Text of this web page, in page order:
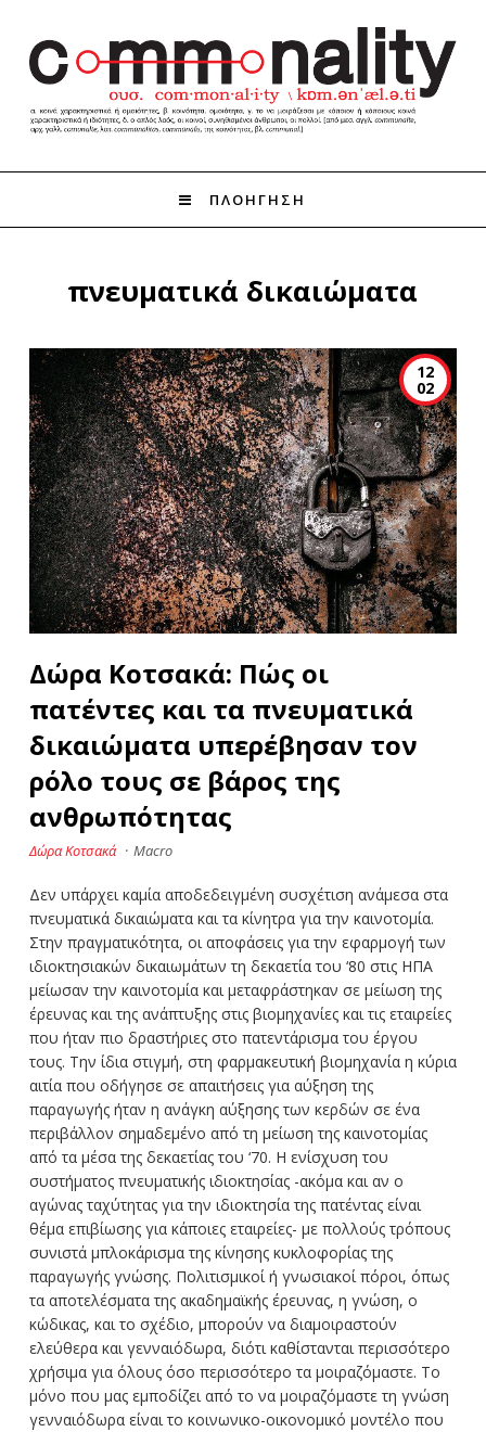
ΠΛΟΗΓΗΣΗ
πνευματικά δικαιώματα
12
02
Δώρα Κοτσακά: Πώς οι
πατέντες και τα πνευματικά
δικαιώματα υπερέβησαν τον
ρόλο τους σε βάρος της
ανθρωπότητας
Δώρα Κοτσακά · Macro
Δεν υπάρχει καμία αποδεδειγμένη συσχέτιση ανάμεσα στα
πνευματικά δικαιώματα και τα κίνητρα για την καινοτομία.
Στην πραγματικότητα, οι αποφάσεις για την εφαρμογή των
ιδιοκτησιακών δικαιωμάτων τη δεκαετία του ‘80 στις ΗΠΑ
μείωσαν την καινοτομία και μεταφράστηκαν σε μείωση της
έρευνας και της ανάπτυξης στις βιομηχανίες και τις εταιρείες
που ήταν πιο δραστήριες στο πατεντάρισμα του έργου
τους. Την ίδια στιγμή, στη φαρμακευτική βιομηχανία η κύρια
αιτία που οδήγησε σε απαιτήσεις για αύξηση της
παραγωγής ήταν η ανάγκη αύξησης των κερδών σε ένα
περιβάλλον σημαδεμένο από τη μείωση της καινοτομίας
από τα μέσα της δεκαετίας του ‘70. Η ενίσχυση του
συστήματος πνευματικής ιδιοκτησίας -ακόμα και αν ο
αγώνας ταχύτητας για την ιδιοκτησία της πατέντας είναι
θέμα επιβίωσης για κάποιες εταιρείες- με πολλούς τρόπους
συνιστά μπλοκάρισμα της κίνησης κυκλοφορίας της
παραγωγής γνώσης. Πολιτισμικοί ή γνωσιακοί πόροι, όπως
τα αποτελέσματα της ακαδημαϊκής έρευνας, η γνώση, ο
κώδικας, και το σχέδιο, μπορούν να διαμοιραστούν
ελεύθερα και γενναιόδωρα, διότι καθίστανται περισσότερο
χρήσιμα για όλους όσο περισσότερο τα μοιραζόμαστε. Το
μόνο που μας εμποδίζει από το να μοιραζόμαστε τη γνώση
γενναιόδωρα είναι το κοινωνικο-οικονομικό μοντέλο που